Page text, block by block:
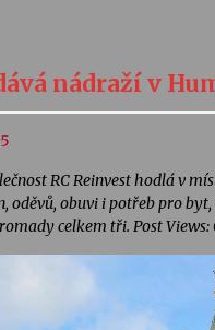
nádraží v
RC Reinvest hodlá v
oděvů, obuvi i potřeb pro
celkem tři. Post Views: